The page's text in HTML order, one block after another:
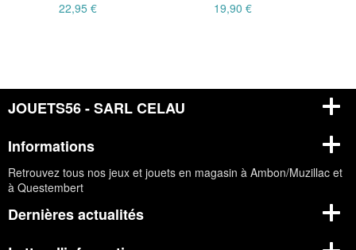
22,95 €
19,90 €
JOUETS56 - SARL CELAU
Informations
Retrouvez tous nos jeux et jouets en magasin à Ambon/Muzillac et
à Questembert
Dernières actualités